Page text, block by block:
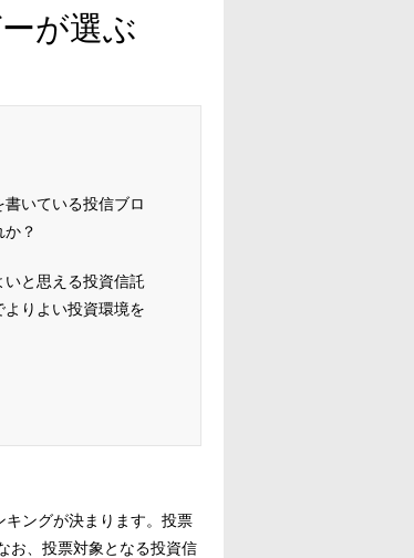
が選ぶ
いている投信ブロ
？
と思える投資信託
りよい投資環境を
キングが決まります。投票
お、投票対象となる投資信